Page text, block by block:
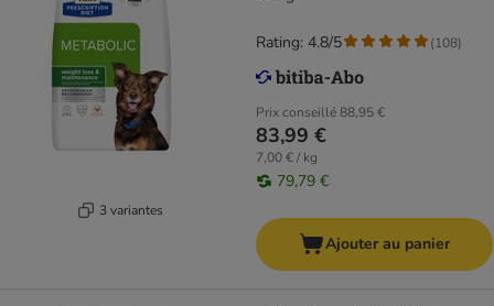
3 variantes
Prix conseillé88,95 €
83,99 €
7,00 € / kg
79,79 €
Rating: 4.8/5 (108)
Ajouter au panier